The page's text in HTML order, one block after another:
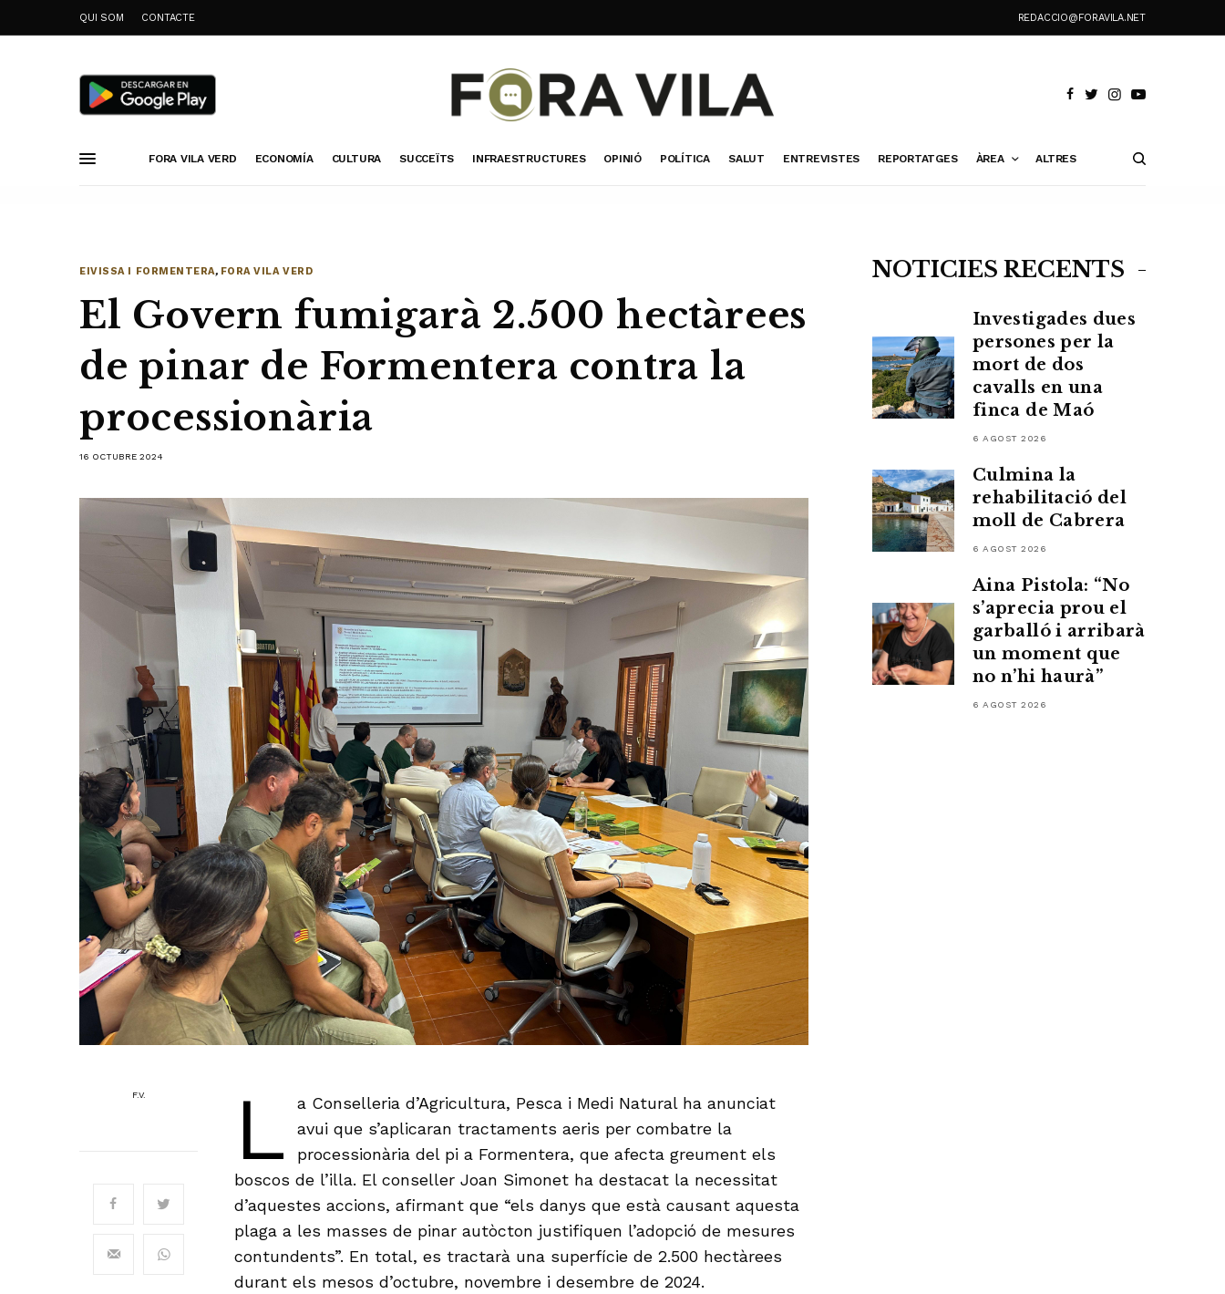
QUI SOM CONTACTE REDACCIO@FORAVILA.NET
FORA VILA VERD ECONOMÍA CULTURA SUCCEÏTS INFRAESTRUCTURES OPINIÓ POLÍTICA SALUT ENTREVISTES REPORTATGES ÀREA ALTRES
EIVISSA I FORMENTERA, FORA VILA VERD
El Govern fumigarà 2.500 hectàrees
de pinar de Formentera contra la
processionària
16 OCTUBRE 2024
F.V. L
a Conselleria d’Agricultura, Pesca i Medi Natural ha anunciat
avui que s’aplicaran tractaments aeris per combatre la
processionària del pi a Formentera, que afecta greument els
boscos de l’illa. El conseller Joan Simonet ha destacat la necessitat
d’aquestes accions, afirmant que “els danys que està causant aquesta
plaga a les masses de pinar autòcton justifiquen l’adopció de mesures
contundents”. En total, es tractarà una superfície de 2.500 hectàrees
durant els mesos d’octubre, novembre i desembre de 2024.
NOTÍCIES RECENTS
Investigades dues
persones per la
mort de dos
cavalls en una
finca de Maó
6 AGOST 2026
Culmina la
rehabilitació del
moll de Cabrera
6 AGOST 2026
Aina Pistola: “No
s’aprecia prou el
garballó i arribarà
un moment que
no n’hi haurà”
6 AGOST 2026